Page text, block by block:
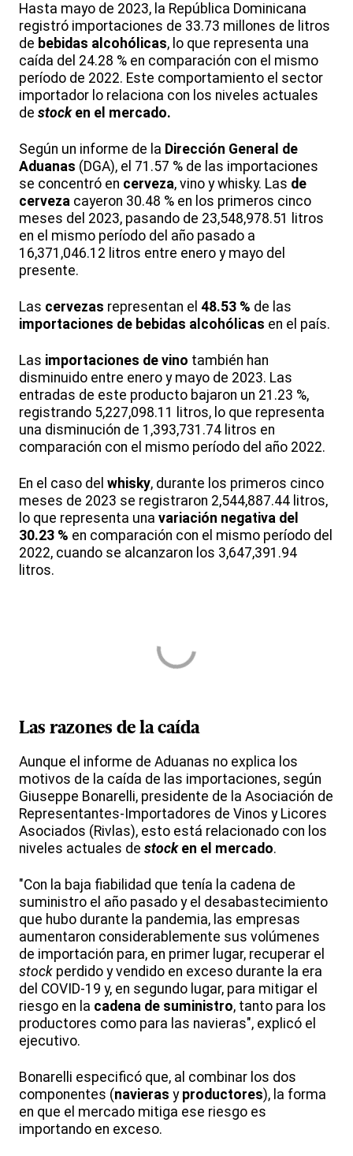
Hasta mayo de 2023, la República Dominicana
registró importaciones de 33.73 millones de litros
de bebidas alcohólicas, lo que representa una
caída del 24.28 % en comparación con el mismo
período de 2022. Este comportamiento el sector
importador lo relaciona con los niveles actuales
de stocken el mercado.
Según un informe de la Dirección General de
Aduanas (DGA), el 71.57 % de las importaciones
se concentró en cerveza, vino y whisky. Las de
cerveza cayeron 30.48 % en los primeros cinco
meses del 2023, pasando de 23,548,978.51 litros
en el mismo período del año pasado a
16,371,046.12 litros entre enero y mayo del
presente.
Las cervezas representan el 48.53 % de las
importaciones de bebidas alcohólicas en el país.
Las importaciones de vino también han
disminuido entre enero y mayo de 2023. Las
entradas de este producto bajaron un 21.23 %,
registrando 5,227,098.11 litros, lo que representa
una disminución de 1,393,731.74 litros en
comparación con el mismo período del año 2022.
En el caso del whisky, durante los primeros cinco
meses de 2023 se registraron 2,544,887.44 litros,
lo que representa una variación negativa del
30.23 % en comparación con el mismo período del
2022, cuando se alcanzaron los 3,647,391.94
litros.
Las razones de la caída
Aunque el informe de Aduanas no explica los
motivos de la caída de las importaciones, según
Giuseppe Bonarelli, presidente de la Asociación de
Representantes-Importadores de Vinos y Licores
Asociados (Rivlas), esto está relacionado con los
niveles actuales de stocken el mercado.
"Con la baja fiabilidad que tenía la cadena de
suministro el año pasado y el desabastecimiento
que hubo durante la pandemia, las empresas
aumentaron considerablemente sus volúmenes
de importación para, en primer lugar, recuperar el
stock perdido y vendido en exceso durante la era
del COVID-19 y, en segundo lugar, para mitigar el
riesgo en la cadena de suministro, tanto para los
productores como para las navieras", explicó el
ejecutivo.
Bonarelli especificó que, al combinar los dos
componentes (navieras y productores), la forma
en que el mercado mitiga ese riesgo es
importando en exceso.